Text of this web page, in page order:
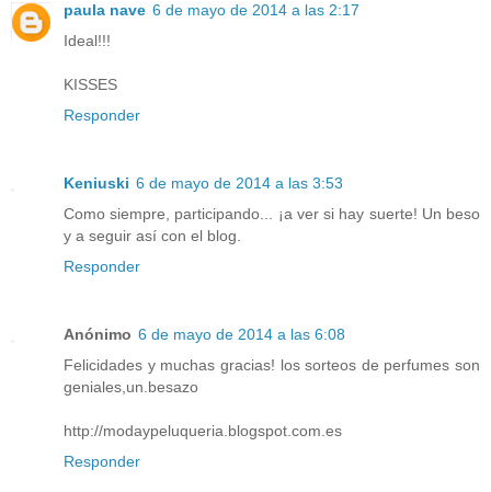
paula nave 6 de mayo de 2014 a las 2:17
Ideal!!!
KISSES
Responder
Keniuski 6 de mayo de 2014 a las 3:53
Como siempre, participando... ¡a ver si hay suerte! Un beso
y a seguir así con el blog.
Responder
Anónimo 6 de mayo de 2014 a las 6:08
Felicidades y muchas gracias! los sorteos de perfumes son
geniales,un.besazo
http://modaypeluqueria.blogspot.com.es
Responder